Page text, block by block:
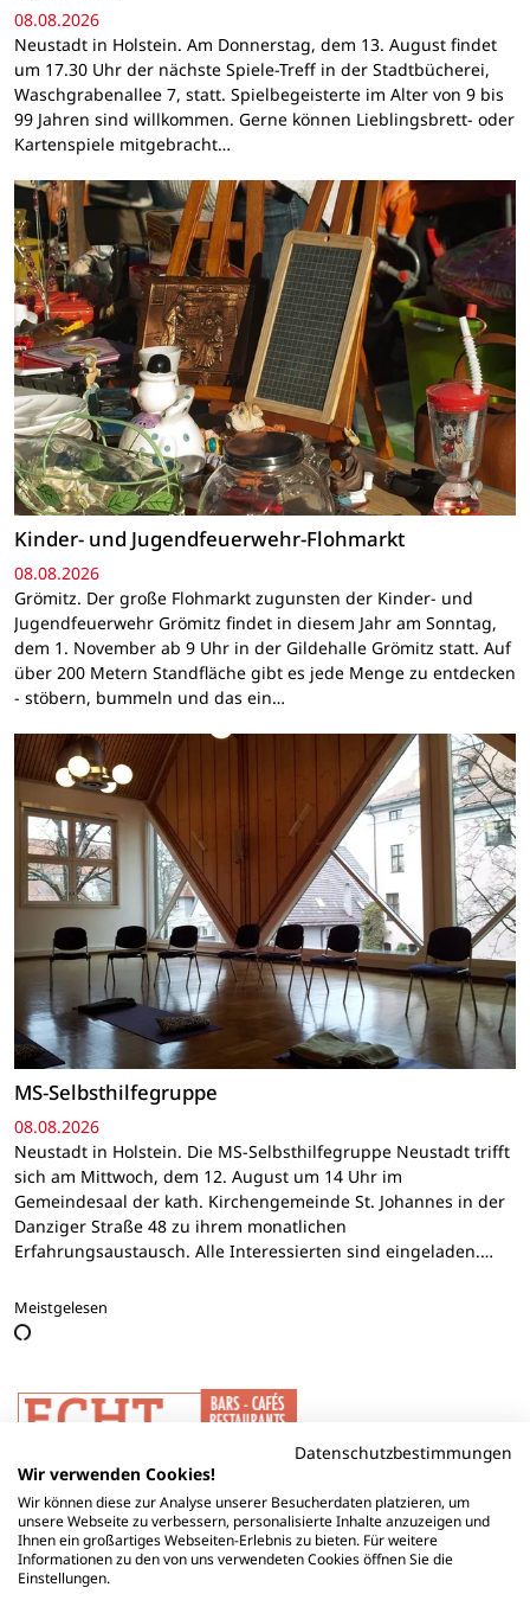
08.08.2026
Neustadt in Holstein. Am Donnerstag, dem 13. August findet
um 17.30 Uhr der nächste Spiele-Treff in der Stadtbücherei,
Waschgrabenallee 7, statt. Spielbegeisterte im Alter von 9 bis
99 Jahren sind willkommen. Gerne können Lieblingsbrett- oder
Kartenspiele mitgebracht…
Kinder- und Jugendfeuerwehr-Flohmarkt
08.08.2026
Grömitz. Der große Flohmarkt zugunsten der Kinder- und
Jugendfeuerwehr Grömitz findet in diesem Jahr am Sonntag,
dem 1. November ab 9 Uhr in der Gildehalle Grömitz statt. Auf
über 200 Metern Standfläche gibt es jede Menge zu entdecken
- stöbern, bummeln und das ein…
MS-Selbsthilfegruppe
08.08.2026
Neustadt in Holstein. Die MS-Selbsthilfegruppe Neustadt trifft
sich am Mittwoch, dem 12. August um 14 Uhr im
Gemeindesaal der kath. Kirchengemeinde St. Johannes in der
Danziger Straße 48 zu ihrem monatlichen
Erfahrungsaustausch. Alle Interessierten sind eingeladen.…
Meistgelesen
Datenschutzbestimmungen
Wir verwenden Cookies!
Wir können diese zur Analyse unserer Besucherdaten platzieren, um
unsere Webseite zu verbessern, personalisierte Inhalte anzuzeigen und
Ihnen ein großartiges Webseiten-Erlebnis zu bieten. Für weitere
Informationen zu den von uns verwendeten Cookies öffnen Sie die
Einstellungen.